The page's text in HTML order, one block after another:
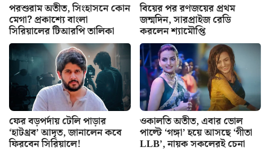
পরশুরাম অতীত, সিংহাসনে কোন
মেগা? প্রকাশ্যে বাংলা
সিরিয়ালের টিআরপি তালিকা
বিয়ের পর রণজয়ের প্রথম
জন্মদিন, সারপ্রাইজ রেডি
করলেন শ্যামৌপ্তি
ফের বড়পর্দায় টেলি পাড়ার
‘হাটথ্রব’ আদৃত, জানালেন কবে
ফিরবেন সিরিয়ালে!
ওকালতি অতীত, এবার ভোল
পাল্টে ‘গঙ্গা’ হয়ে আসছে ‘গীতা
LLB’, নায়ক সকলেরই চেনা